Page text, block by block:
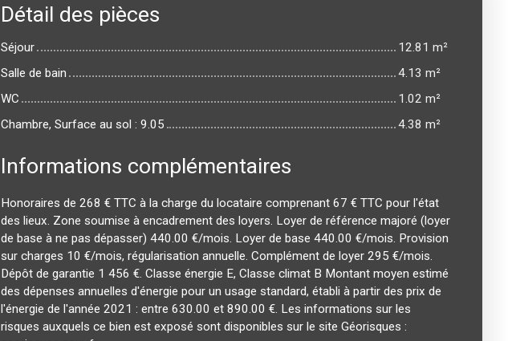
Détail des pièces
Séjour
12.81 m²
Salle de bain
4.13 m²
WC
1.02 m²
Chambre, Surface au sol : 9.05
4.38 m²
Informations complémentaires
Honoraires de 268 € TTC à la charge du locataire comprenant 67 € TTC pour l'état
des lieux. Zone soumise à encadrement des loyers. Loyer de référence majoré (loyer
de base à ne pas dépasser) 440.00 €/mois. Loyer de base 440.00 €/mois. Provision
sur charges 10 €/mois, régularisation annuelle. Complément de loyer 295 €/mois.
Dépôt de garantie 1 456 €. Classe énergie E, Classe climat B Montant moyen estimé
des dépenses annuelles d'énergie pour un usage standard, établi à partir des prix de
l'énergie de l'année 2021 : entre 630.00 et 890.00 €. Les informations sur les
risques auxquels ce bien est exposé sont disponibles sur le site Géorisques :